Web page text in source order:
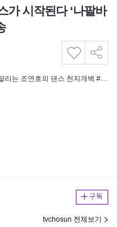
가 시작된다 ‘나팔바
[국가가 부른다 29회] 춤신춤왕🤩 아무도 못 말리는 조연호의 댄스 천지개벽 #미스터트롯2 참가자 모집 중!! 오디션 사상 …
구독
tvchosun 전체보기